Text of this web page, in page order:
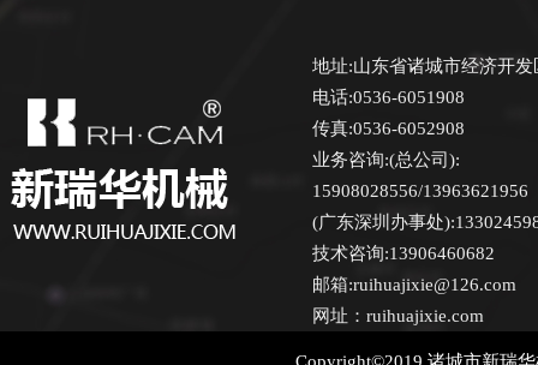
地址:山东省诸城市经济开
电话:0536-6051908
传真:0536-6052908
业务咨询:(总公司):
15908028556/13963621956
(广东深圳办事处
技术咨询:13906460682
邮箱:ruihuajixie@126.com
网址：ruihuajixie.com